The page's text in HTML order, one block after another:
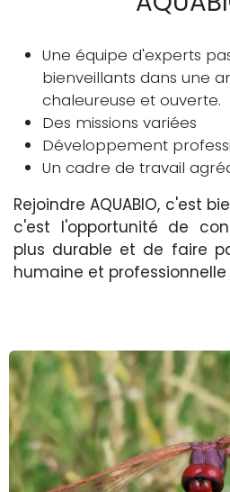
Une équipe d'experts
bienveillants dans une
chaleureuse et ouverte.
Des missions variées
Développement
Un cadre de travail
Rejoindre AQUABIO, c'est
c'est l'opportunité de
plus durable et de faire
humaine et